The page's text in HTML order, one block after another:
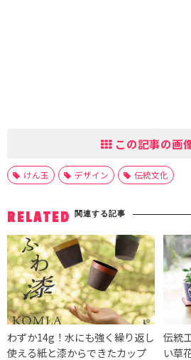
この記事の画
けん玉 デザイン 伝統文化
RELATED 関連する記事
わずか14g！水にも強く繰り返し
使える紙と漆からできたカップ
伝統
い草